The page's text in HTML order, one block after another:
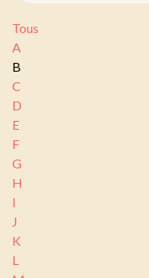
Tous
A
B
C
D
E
F
G
H
I
J
K
L